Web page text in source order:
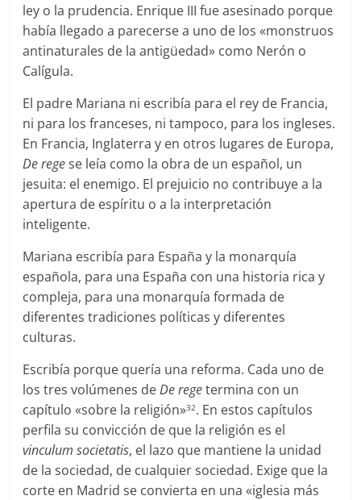
ley o la prudencia. Enrique III fue asesinado porque
había llegado a parecerse a uno de los «monstruos
antinaturales de la antigüedad» como Nerón o
Calígula.
El padre Mariana ni escribía para el rey de Francia,
ni para los franceses, ni tampoco, para los ingleses.
En Francia, Inglaterra y en otros lugares de Europa,
De regese leía como la obra de un español, un
jesuita: el enemigo. El prejuicio no contribuye a la
apertura de espíritu o a la interpretación
inteligente.
Mariana escribía para España y la monarquía
española, para una España con una historia rica y
compleja, para una monarquía formada de
diferentes tradiciones políticas y diferentes
culturas.
Escribía porque quería una reforma. Cada uno de
los tres volúmenes deDe regetermina con un
capítulo «sobre la religión»32. En estos capítulos
perfila su convicción de que la religión es el
vinculum societatis, el lazo que mantiene la unidad
de la sociedad, de cualquier sociedad. Exige que la
corte en Madrid se convierta en una «iglesia más